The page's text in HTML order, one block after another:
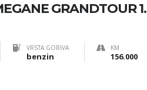
GRANDTOUR 1.
VRSTA GORIVA
benzin
KM
156.000